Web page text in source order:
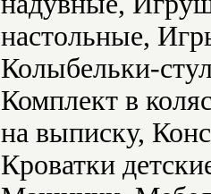
настольные,
Колыбельки-
Комплект в
на выписку,
Кроватки